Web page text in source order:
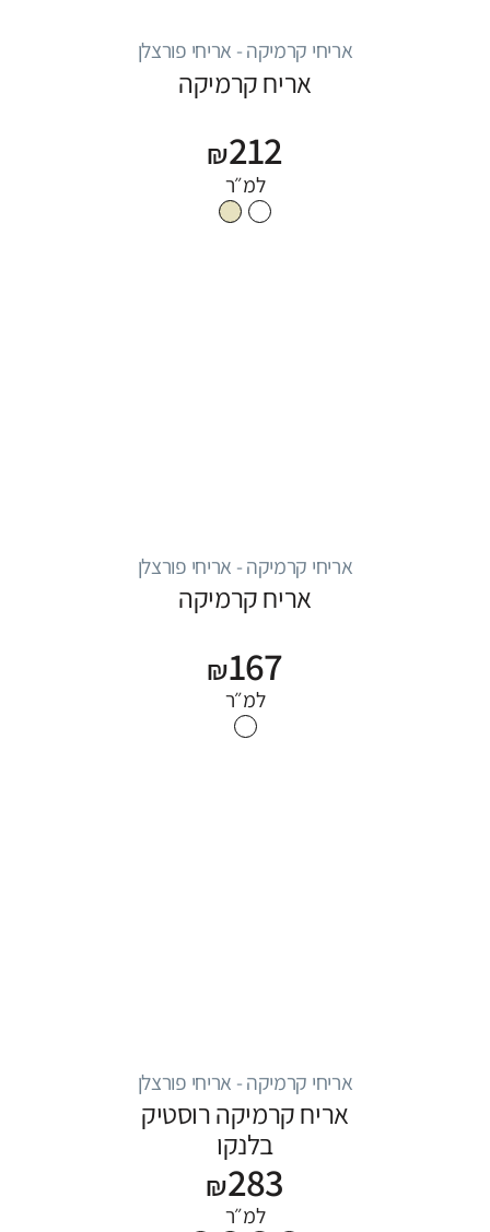
אריחי קרמיקה - אריחי פורצלן
אריח קרמיקה
₪212
למ״ר
אריחי קרמיקה - אריחי פורצלן
אריח קרמיקה
₪167
למ״ר
אריחי קרמיקה - אריחי פורצלן
אריח קרמיקה רוסטיק
בלנקו
₪283
למ״ר